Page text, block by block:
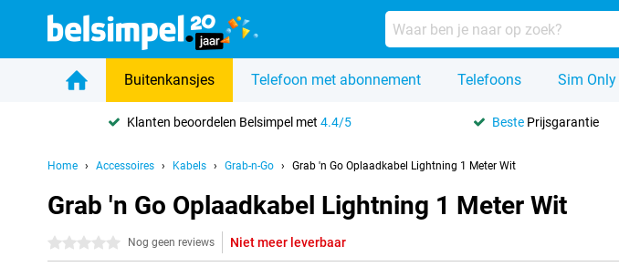
Buitenkansjes Telefoon met abonnement Telefoons Sim Only
Klanten beoordelen Belsimpel met4.4/5 Beste Prijsgarantie
Home Accessoires Kabels Grab-n-Go Grab 'n Go Oplaadkabel Lightning 1 Meter Wit
Grab 'n Go Oplaadkabel Lightning 1 Meter Wit
0 sterren Nog geen reviews Niet meer leverbaar